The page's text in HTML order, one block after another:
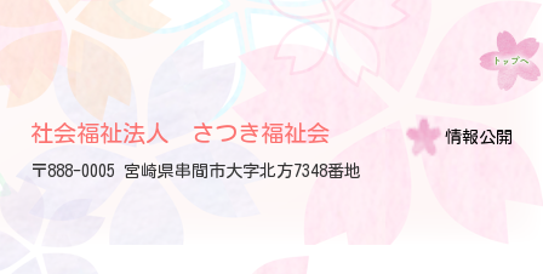
社会福祉法人 さつき福祉会
〒888-0005 宮崎県串間市大字北方7348番地
情報公開